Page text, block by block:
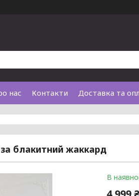
нас Контакти Доставка та
блакитний жаккард
В